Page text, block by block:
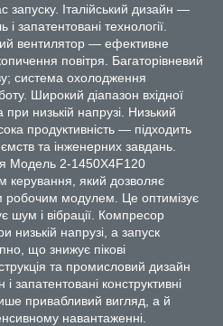
запуску. Італійський дизайн —
запатентовані технології.
вентилятор — ефективне
повітря. Багаторівневий
система охолодження
Широкий діапазон вхідної
низькій напрузі. Низький
продуктивність — підходить
та інженерних завдань.
Модель 2-1450X4F120
який дозволяє
робочим модулем. Це оптимізує
шум і вібрації. Компресор
низькій напрузі, а запуск
що знижує пікові
та промисловий дизайн
запатентовані конструктивні
привабливий вигляд, а й
навантаженні.